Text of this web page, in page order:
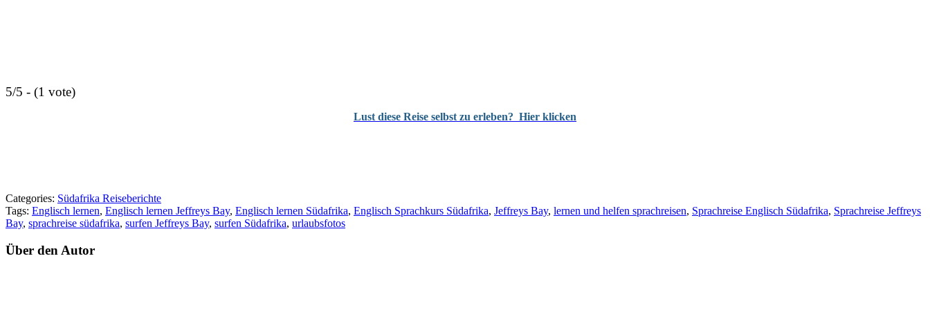
5/5 - (1 vote)
Lust diese Reise selbst zu erleben? Hier klicken
Categories: Südafrika Reiseberichte
Tags: Englisch lernen, Englisch lernen Jeffreys Bay, Englisch lernen Südafrika, Englisch Sprachkurs Südafrika, Jeffreys Bay, lernen und helfen sprachreisen, Sprachreise Englisch Südafrika, Sprachreise Jeffreys
Bay, sprachreise südafrika, surfen Jeffreys Bay, surfen Südafrika, urlaubsfotos
Über den Autor